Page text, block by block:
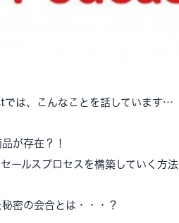
は、こんなことを話しています…
が存在？！
ールスプロセスを構築していく方法
密の会合とは・・・？